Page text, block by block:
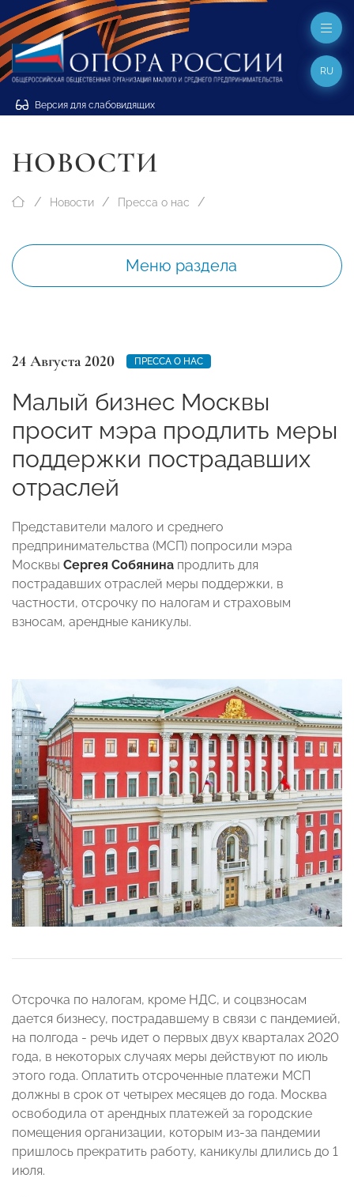
Версия для слабовидящих
RU
НОВОСТИ
Новости Пресса о нас
Меню раздела
24 Августа 2020 ПРЕССА О НАС
Малый бизнес Москвы
просит мэра продлить меры
поддержки пострадавших
отраслей
Представители малого и среднего
предпринимательства (МСП) попросили мэра
Москвы Сергея Собянина продлить для
пострадавших отраслей меры поддержки, в
частности, отсрочку по налогам и страховым
взносам, арендные каникулы.
Отсрочка по налогам, кроме НДС, и соцвзносам
дается бизнесу, пострадавшему в связи с пандемией,
на полгода - речь идет о первых двух кварталах 2020
года, в некоторых случаях меры действуют по июль
этого года. Оплатить отсроченные платежи МСП
должны в срок от четырех месяцев до года. Москва
освободила от арендных платежей за городские
помещения организации, которым из-за пандемии
пришлось прекратить работу, каникулы длились до 1
июля.